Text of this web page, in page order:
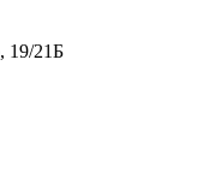
19/21Б